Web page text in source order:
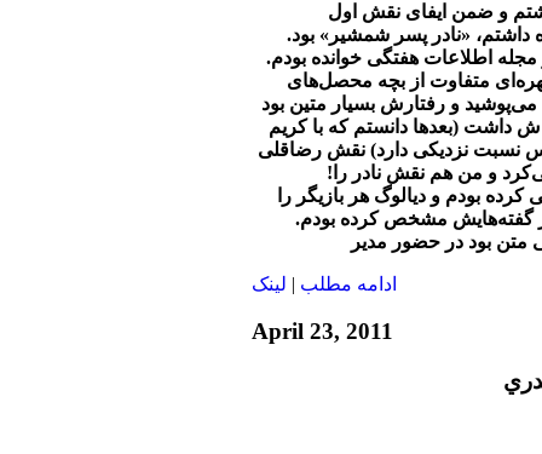
و ضمن ایفای نقش اول
داشتم، «نادر پسر شمشیر» بود.
اطلاعات هفتگی خوانده بودم.
متفاوت از بچه محصل‌های
و رفتارش بسیار متین بود
داشت (بعدها دانستم که با کریم
نسبت نزدیکی دارد) نقش رضاقلی
و من هم نقش نادر را!
بودم و دیالوگ هر بازیگر را
گفته‌هایش مشخص کرده بودم.
متن بود در حضور مدیر
ادامه مطلب | لينک
April 23, 2011